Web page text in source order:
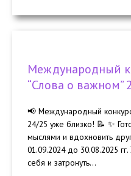
Международный
“Слова о важном”
📢 Международный
24/25 уже близко! 📝 ✨
мыслями и вдохновить
01.09.2024 до 30.08.2025
себя и затронуть...